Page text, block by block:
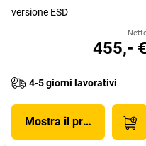
versione ESD
455,- €
4-5 giorni lavorativi
Mostra il prodotto